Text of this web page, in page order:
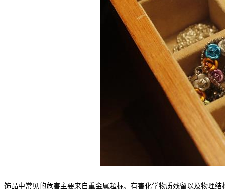
饰品中常见的危害主要来自重金属超标、有害化学物质残留以及物理